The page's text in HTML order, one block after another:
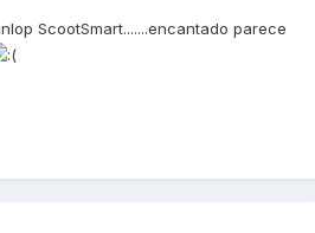
ScootSmart.......encantado parece